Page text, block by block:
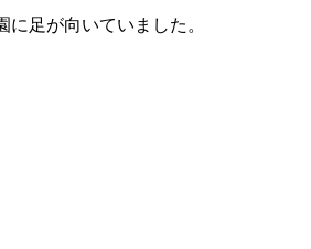
足が向いていました。